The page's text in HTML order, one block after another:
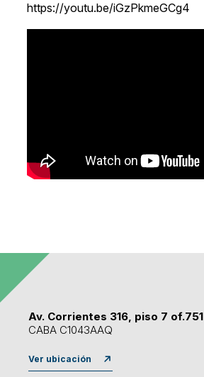
https://youtu.be/iGzPkmeGCg4
Av. Corrientes 316, piso 7 of.751
CABA C1043AAQ
Ver ubicación